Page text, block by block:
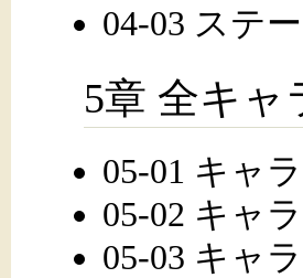
04-03 ステ
5章 全キャ
05-01 キャ
05-02 キャ
05-03 キャ